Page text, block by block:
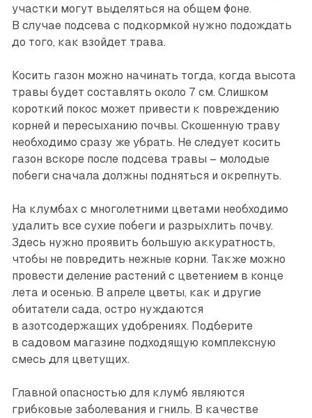
участки могут выделяться на общем фоне.
В случае подсева с подкормкой нужно подождать
до того, как взойдет трава.
Косить газон можно начинать тогда, когда высота
травы будет составлять около 7 см. Слишком
короткий покос может привести к повреждению
корней и пересыханию почвы. Скошенную траву
необходимо сразу же убрать. Не следует косить
газон вскоре после подсева травы – молодые
побеги сначала должны подняться и окрепнуть.
На клумбах с многолетними цветами необходимо
удалить все сухие побеги и разрыхлить почву.
Здесь нужно проявить большую аккуратность,
чтобы не повредить нежные корни. Также можно
провести деление растений с цветением в конце
лета и осенью. В апреле цветы, как и другие
обитатели сада, остро нуждаются
в азотсодержащих удобрениях. Подберите
в садовом магазине подходящую комплексную
смесь для цветущих.
Главной опасностью для клумб являются
грибковые заболевания и гниль. В качестве